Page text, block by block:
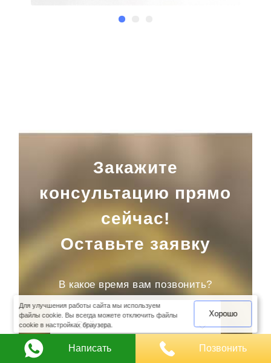
Закажите
консультацию прямо
сейчас!
Оставьте заявку
В какое время вам позвонить?
Сейчас
Для улучшения работы сайта мы используем
файлы cookie. Вы всегда можете отключить файлы
cookie в настройках браузера.
Хорошо
Написать Позвонить